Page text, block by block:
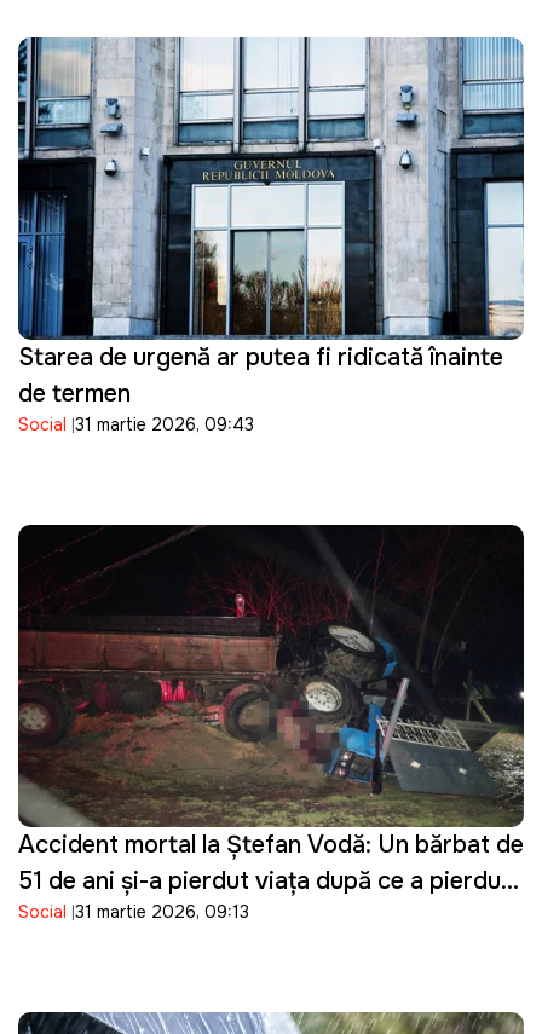
Starea de urgență ar putea fi ridicată înainte
de termen
Social 31 martie 2026, 09:43
Accident mortal la Ștefan Vodă: Un bărbat de
51 de ani și-a pierdut viața după ce a pierdut
controlul asupra tractorului pe care îl
Social 31 martie 2026, 09:13